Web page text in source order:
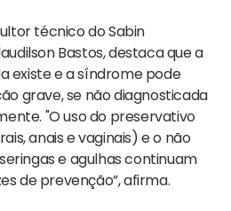
técnico do Sabin
Bastos, destaca que a
existe e a síndrome pode
grave, se não diagnosticada
"O uso do preservativo
anais e vaginais) e o não
e agulhas continuam
de prevenção”, afirma.